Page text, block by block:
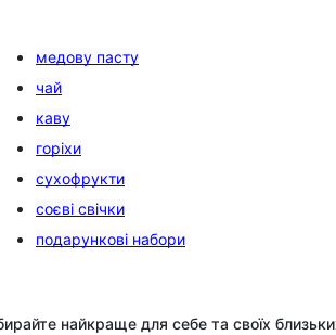
медову пасту
чай
каву
горіхи
сухофрукти
соєві свічки
подарункові набори
найкраще для себе та своїх